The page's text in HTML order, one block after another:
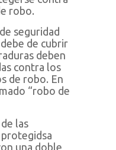
robo.
seguridad
de cubrir
deben
contra los
de robo. En
“robo de
las
una doble